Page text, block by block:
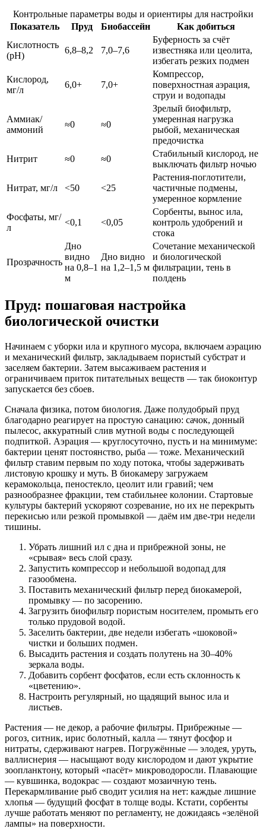
Контрольные параметры воды и ориентиры для настройки
Показатель
Пруд Биобассейн
Как добиться
Кислотность
(pH)
6,8–8,2 7,0–7,6
Буферность за счёт
известняка или цеолита,
избегать резких подмен
Кислород,
мг/л
6,0+ 7,0+
Компрессор,
поверхностная аэрация,
струи и водопады
Аммиак/
аммоний
≈0 ≈0
Зрелый биофильтр,
умеренная нагрузка
рыбой, механическая
предочистка
Нитрит
≈0 ≈0
Стабильный кислород, не
выключать фильтр ночью
Нитрат, мг/л <50 <25
Растения‑поглотители,
частичные подмены,
умеренное кормление
Фосфаты, мг/
л
<0,1 <0,05
Сорбенты, вынос ила,
контроль удобрений и
стока
Прозрачность
Дно
видно
на 0,8–1
м
Дно видно
на 1,2–1,5 м
Сочетание механической
и биологической
фильтрации, тень в
полдень
Пруд: пошаговая настройка
биологической очистки
Начинаем с уборки ила и крупного мусора, включаем аэрацию
и механический фильтр, закладываем пористый субстрат и
заселяем бактерии. Затем высаживаем растения и
ограничиваем приток питательных веществ — так биоконтур
запускается без сбоев.
Сначала физика, потом биология. Даже полудобрый пруд
благодарно реагирует на простую санацию: сачок, донный
пылесос, аккуратный слив мутной воды с последующей
подпиткой. Аэрация — круглосуточно, пусть и на минимуме:
бактерии ценят постоянство, рыба — тоже. Механический
фильтр ставим первым по ходу потока, чтобы задерживать
листовую крошку и муть. В биокамеру загружаем
керамокольца, пеностекло, цеолит или гравий; чем
разнообразнее фракции, тем стабильнее колонии. Стартовые
культуры бактерий ускоряют созревание, но их не перекрыть
перекисью или резкой промывкой — даём им две‑три недели
тишины.
Убрать лишний ил с дна и прибрежной зоны, не
«срывая» весь слой сразу.
Запустить компрессор и небольшой водопад для
газообмена.
Поставить механический фильтр перед биокамерой,
промывку — по засорению.
Загрузить биофильтр пористым носителем, промыть его
только прудовой водой.
Заселить бактерии, две недели избегать «шоковой»
чистки и больших подмен.
Высадить растения и создать полутень на 30–40%
зеркала воды.
Добавить сорбент фосфатов, если есть склонность к
«цветению».
Настроить регулярный, но щадящий вынос ила и
листьев.
Растения — не декор, а рабочие фильтры. Прибрежные —
рогоз, ситник, ирис болотный, калла — тянут фосфор и
нитраты, сдерживают нагрев. Погружённые — элодея, уруть,
валлиснерия — насыщают воду кислородом и дают укрытие
зоопланктону, который «пасёт» микроводоросли. Плавающие
— кувшинка, водокрас — создают мозаичную тень.
Перекармливание рыб сводит усилия на нет: каждые лишние
хлопья — будущий фосфат в толще воды. Кстати, сорбенты
лучше работать меняют по регламенту, не дожидаясь «зелёной
лампы» на поверхности.